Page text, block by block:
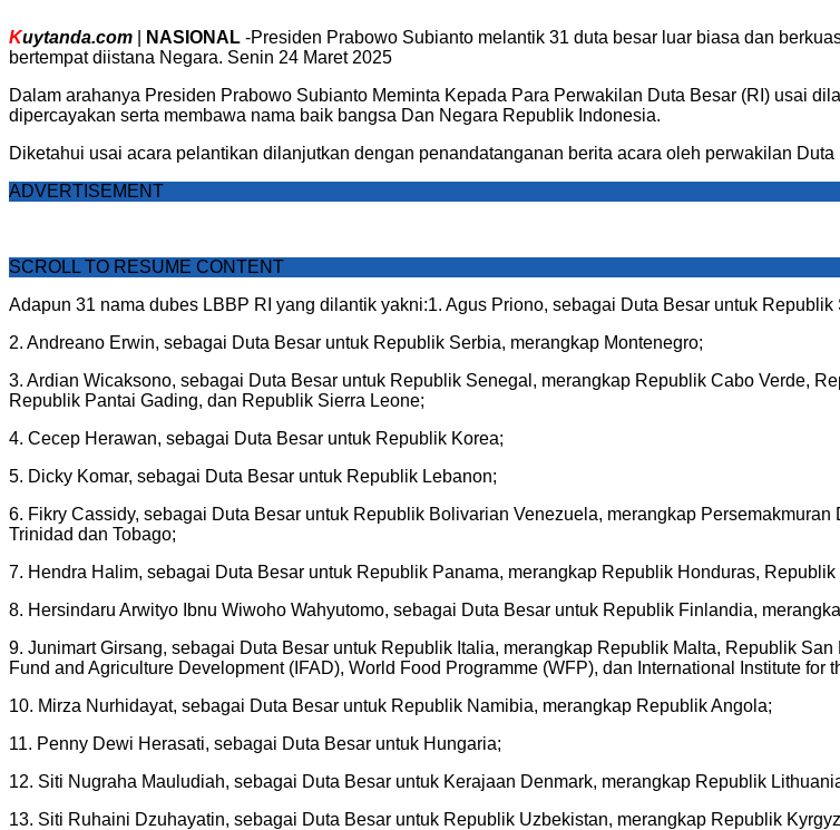
Kuytanda.com NASIONAL -Presiden Prabowo Subianto melantik 31 duta besar luar biasa dan
bertempat diistana Negara. Senin 24 Maret 2025
Dalam arahanya Presiden Prabowo Subianto Meminta Kepada Para Perwakilan Duta Besar (RI) usai
dipercayakan serta membawa nama baik bangsa Dan Negara Republik Indonesia.
Diketahui usai acara pelantikan dilanjutkan dengan penandatanganan berita acara oleh perwakilan
ADVERTISEMENT
SCROLL TO RESUME CONTENT
Adapun 31 nama dubes LBBP RI yang dilantik yakni:1. Agus Priono, sebagai Duta Besar untuk
2. Andreano Erwin, sebagai Duta Besar untuk Republik Serbia, merangkap Montenegro;
3. Ardian Wicaksono, sebagai Duta Besar untuk Republik Senegal, merangkap Republik Cabo Verde,
Republik Pantai Gading, dan Republik Sierra Leone;
4. Cecep Herawan, sebagai Duta Besar untuk Republik Korea;
5. Dicky Komar, sebagai Duta Besar untuk Republik Lebanon;
6. Fikry Cassidy, sebagai Duta Besar untuk Republik Bolivarian Venezuela, merangkap
Trinidad dan Tobago;
7. Hendra Halim, sebagai Duta Besar untuk Republik Panama, merangkap Republik Honduras,
8. Hersindaru Arwityo Ibnu Wiwoho Wahyutomo, sebagai Duta Besar untuk Republik Finlandia,
9. Junimart Girsang, sebagai Duta Besar untuk Republik Italia, merangkap Republik Malta, Republik
Fund and Agriculture Development (IFAD), World Food Programme (WFP), dan International Institute for
10. Mirza Nurhidayat, sebagai Duta Besar untuk Republik Namibia, merangkap Republik Angola;
11. Penny Dewi Herasati, sebagai Duta Besar untuk Hungaria;
12. Siti Nugraha Mauludiah, sebagai Duta Besar untuk Kerajaan Denmark, merangkap Republik
13. Siti Ruhaini Dzuhayatin, sebagai Duta Besar untuk Republik Uzbekistan, merangkap Republik